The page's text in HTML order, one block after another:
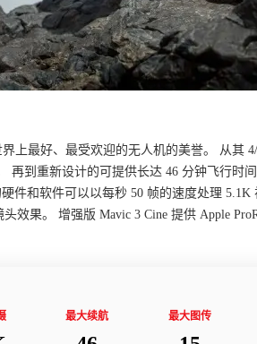
上最好、最受欢迎的无人机的美誉。 从其
再到重新设计的可提供长达 46 分钟飞行时
件和软件可以以每秒 50 帧的速度处理 5.1K
效果。 增强版 Mavic 3 Cine 提供 Apple
最大续航 最大图传